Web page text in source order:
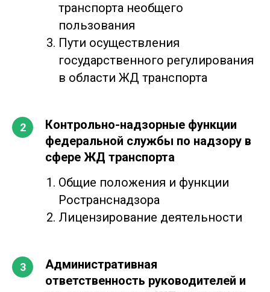
транспорта необщего
пользования
Пути осуществления
государственного регулирования
в области ЖД транспорта
Контрольно-надзорные функции
федеральной службы по надзору в
сфере ЖД транспорта
Общие положения и функции
Ространснадзора
Лицензирование деятельности
Административная
ответственность руководителей и